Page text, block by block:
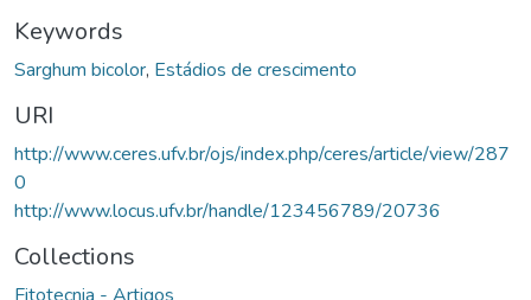
Keywords
Sarghum bicolor, Estádios de crescimento
URI
http://www.ceres.ufv.br/ojs/index.php/ceres/article/view/287
0
http://www.locus.ufv.br/handle/123456789/20736
Collections